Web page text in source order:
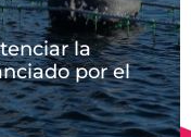
la
por el